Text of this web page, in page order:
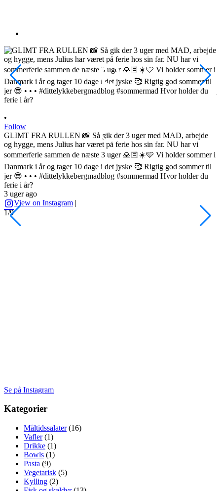
•
Follow
GLIMT FRA RULLEN 📸 Så gik der 3 uger med MAD, arbejde
og hygge, mens Julius har været på ferie hos sin far. NU har vi
sommerferie sammen de næste 3 uger 🙏🏻☀️🩵 Vi holder sommer i
Danmark i år og tager 10 dage i det jyske 🥰 Rigtig god sommer til
jer 😎 • • • #dittelykkebergmadblog #sommermad Hvor holder du
ferie i år?
3 uger ago
View on Instagram |
1/9
Se på Instagram
Kategorier
Måltidssalater(16)
Vafler(1)
Drikke (1)
Bowls (1)
Pasta (9)
Vegetarisk (5)
Kylling (2)